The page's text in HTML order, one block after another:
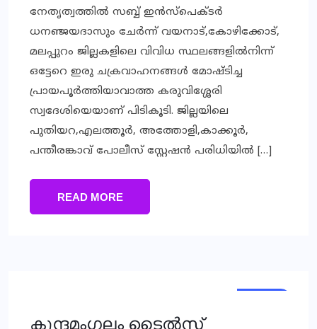
നേതൃത്വത്തില്‍ സബ്ബ് ഇന്‍സ്‌പെക്ടര്‍
ധനഞ്ജയദാസും ചേര്‍ന്ന് വയനാട്,കോഴിക്കോട്,
മലപ്പുറം ജില്ലകളിലെ വിവിധ സ്ഥലങ്ങളില്‍നിന്ന്
ഒട്ടേറെ ഇരു ചക്രവാഹനങ്ങള്‍ മോഷ്ടിച്ച
പ്രായപൂര്‍ത്തിയാവാത്ത കരുവിശ്ശേരി
സ്വദേശിയെയാണ് പിടികൂടി. ജില്ലയിലെ
പുതിയറ,എലത്തൂര്‍, അത്തോളി,കാക്കൂര്‍,
പന്തീരങ്കാവ് പോലീസ് സ്റ്റേഷന്‍ പരിധിയില്‍ […]
READ MORE
കുന്ദമംഗലം ടൈല്‍സ്